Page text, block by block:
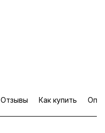
Отзывы Как купить